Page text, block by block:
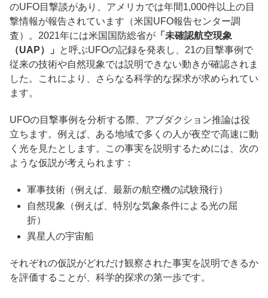
のUFO目撃談があり、アメリカでは年間1,000件以上の目
撃情報が報告されています（米国UFO報告センター調
査）。2021年には米国国防総省が 「未確認航空現象
（UAP）」
と呼ぶUFOの記録を発表し、21の目撃事例で
従来の技術や自然現象では説明できない動きが確認されま
した。これにより、さらなる科学的な探求が求められてい
ます。
UFOの目撃事例を分析する際、アブダクション推論は役
立ちます。例えば、ある地域で多くの人が夜空で高速に動
く光を見たとします。この事実を説明するためには、次の
ような仮説が考えられます：
軍事技術（例えば、最新の航空機の試験飛行）
自然現象（例えば、特別な気象条件による光の屈
折）
異星人の宇宙船
それぞれの仮説がどれだけ観察された事実を説明できるか
を評価することが、科学的探求の第一歩です。